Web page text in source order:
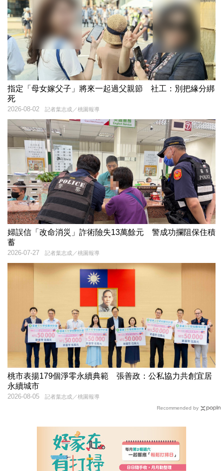
指定「母女嫁父子」將來一起過父親節 社工：別把緣分綁
死
記者葉志成／桃園報導
2026-08-02
婦誤信「改命消災」詐術險失13萬餘元 警成功攔阻保住積
蓄
記者葉志成／桃園報導
2026-07-27
桃市表揚179個淨零永續典範 張善政：公私協力共創宜居
永續城市
記者葉志成／桃園報導
2026-08-05
Recommended by